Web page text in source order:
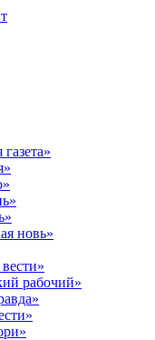
новь»
рабочий»